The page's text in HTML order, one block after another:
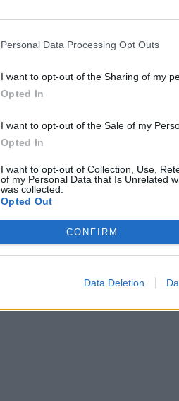
Personal Data Processing Opt Outs
I want to opt-out of the Sharing of my
Opted In
I want to opt-out of the Sale of my
Opted In
I want to opt-out of Collection, Use,
of my Personal Data that Is Unrelated
was collected.
Opted Out
CONFIRM
Data Deletion